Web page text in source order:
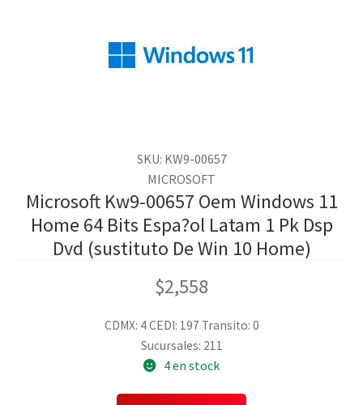
SKU: KW9-00657
MICROSOFT
Microsoft Kw9-00657 Oem Windows 11
Home 64 Bits Espa?ol Latam 1 Pk Dsp
Dvd (sustituto De Win 10 Home)
$2,558
CDMX: 4CEDI: 197 Transito: 0
Sucursales: 211
4 en stock